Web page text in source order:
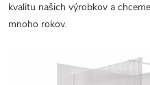
kvalitu našich výrobkov a
mnoho rokov.